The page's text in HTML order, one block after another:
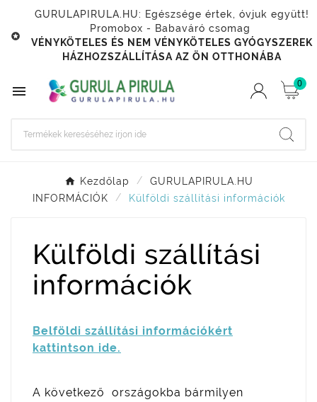

GURULAPIRULA.HU: Egészsége értek, óvjuk együtt!
Promobox - Babaváró csomag
VÉNYKÖTELES ÉS NEM VÉNYKÖTELES GYÓGYSZEREK
HÁZHOZSZÁLLÍTÁSA AZ ÖN OTTHONÁBA
 0
Kezdőlap
GURULAPIRULA.HU
INFORMÁCIÓK
Külföldi szállítási információk
Külföldi szállítási
információk
Belföldi szállítási információkért
kattintson ide.
A következő országokba bármilyen